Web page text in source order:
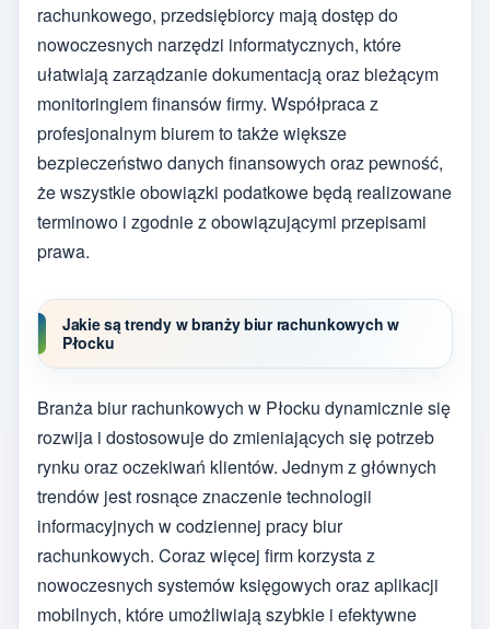
rachunkowego, przedsiębiorcy mają dostęp do
nowoczesnych narzędzi informatycznych, które
ułatwiają zarządzanie dokumentacją oraz bieżącym
monitoringiem finansów firmy. Współpraca z
profesjonalnym biurem to także większe
bezpieczeństwo danych finansowych oraz pewność,
że wszystkie obowiązki podatkowe będą realizowane
terminowo i zgodnie z obowiązującymi przepisami
prawa.
Jakie są trendy w branży biur rachunkowych w
Płocku
Branża biur rachunkowych w Płocku dynamicznie się
rozwija i dostosowuje do zmieniających się potrzeb
rynku oraz oczekiwań klientów. Jednym z głównych
trendów jest rosnące znaczenie technologii
informacyjnych w codziennej pracy biur
rachunkowych. Coraz więcej firm korzysta z
nowoczesnych systemów księgowych oraz aplikacji
mobilnych, które umożliwiają szybkie i efektywne